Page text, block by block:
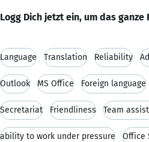
Logg Dich jetzt ein, um das ganze
Language Translation Reliability
Outlook MS Office Foreign language
Secretariat Friendliness Team
ability to work under pressure Office